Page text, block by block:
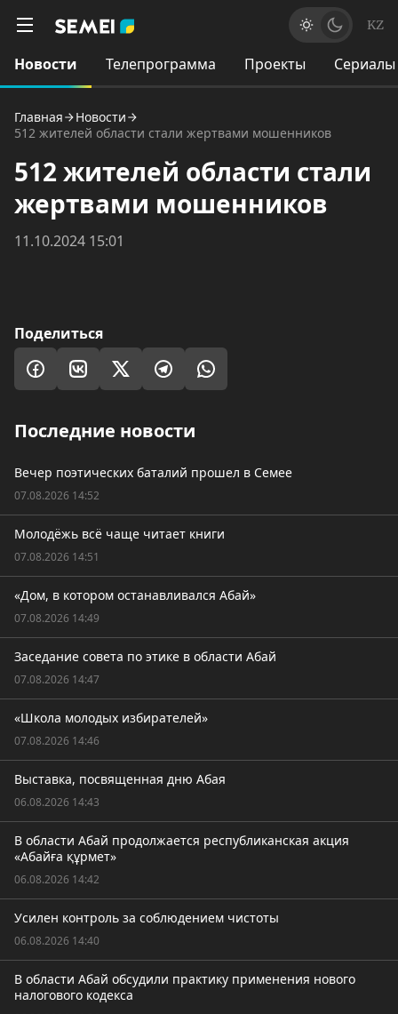
KZ
Новости Телепрограмма Проекты Сериалы
Главная
Новости
512 жителей области стали жертвами мошенников
512 жителей области стали
жертвами мошенников
11.10.2024 15:01
Поделиться
Последние новости
Вечер поэтических баталий прошел в Семее
07.08.2026 14:52
Молодёжь всё чаще читает книги
07.08.2026 14:51
«Дом, в котором останавливался Абай»
07.08.2026 14:49
Заседание совета по этике в области Абай
07.08.2026 14:47
«Школа молодых избирателей»
07.08.2026 14:46
Выставка, посвященная дню Абая
06.08.2026 14:43
В области Абай продолжается республиканская акция
«Абайға құрмет»
06.08.2026 14:42
Усилен контроль за соблюдением чистоты
06.08.2026 14:40
В области Абай обсудили практику применения нового
налогового кодекса